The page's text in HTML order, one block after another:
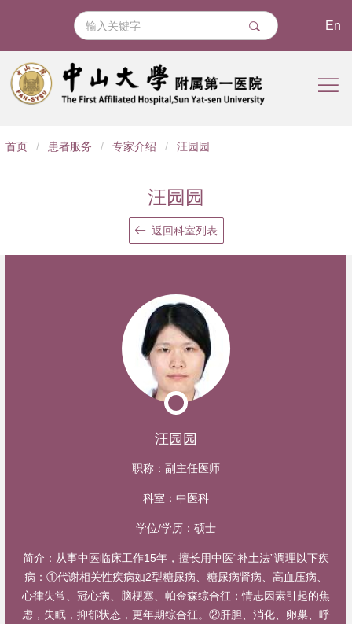
En
导
首页 / 患者服务 / 专家介绍 / 汪园园
汪园园
返回科室列表
汪园园
职称： 副主任医师
科室： 中医科
学位/学历： 硕士
简介： 从事中医临床工作15年，擅长用中医“补土法”调理以下疾
病：①代谢相关性疾病如2型糖尿病、糖尿病肾病、高血压病、
心律失常、冠心病、脑梗塞、帕金森综合征；情志因素引起的焦
虑，失眠，抑郁状态，更年期综合征。②肝胆、消化、卵巢、呼